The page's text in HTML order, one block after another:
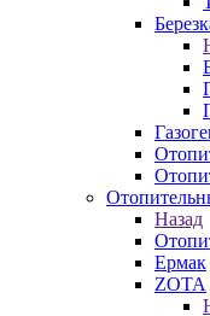
Назад
Ермак
ZOTA